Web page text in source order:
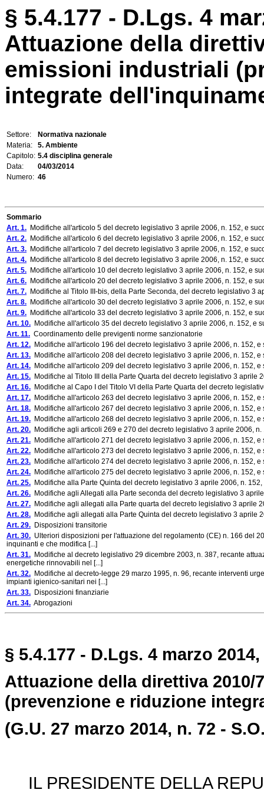
§ 5.4.177 - D.Lgs. 4
Attuazione della
emissioni industriali
integrate
Settore:
Normativa nazionale
Materia:
5. Ambiente
Capitolo: 5.4 disciplina generale
Data:
04/03/2014
Numero: 46
Sommario
Art. 1. Modifiche all'articolo 5 del decreto legislativo 3 aprile 2006, n. 152, e
Art. 2. Modifiche all'articolo 6 del decreto legislativo 3 aprile 2006, n. 152, e
Art. 3. Modifiche all'articolo 7 del decreto legislativo 3 aprile 2006, n. 152, e
Art. 4. Modifiche all'articolo 8 del decreto legislativo 3 aprile 2006, n. 152, e
Art. 5. Modifiche all'articolo 10 del decreto legislativo 3 aprile 2006, n. 152, e
Art. 6. Modifiche all'articolo 20 del decreto legislativo 3 aprile 2006, n. 152, e
Art. 7. Modifiche al Titolo III-bis, della Parte Seconda, del decreto legislativo 3
Art. 8. Modifiche all'articolo 30 del decreto legislativo 3 aprile 2006, n. 152, e
Art. 9. Modifiche all'articolo 33 del decreto legislativo 3 aprile 2006, n. 152, e
Art. 10. Modifiche all'articolo 35 del decreto legislativo 3 aprile 2006, n. 152, e
Art. 11. Coordinamento delle previgenti norme sanzionatorie
Art. 12. Modifiche all'articolo 196 del decreto legislativo 3 aprile 2006, n. 152,
Art. 13. Modifiche all'articolo 208 del decreto legislativo 3 aprile 2006, n. 152,
Art. 14. Modifiche all'articolo 209 del decreto legislativo 3 aprile 2006, n. 152,
Art. 15. Modifiche al Titolo III della Parte Quarta del decreto legislativo 3 aprile
Art. 16. Modifiche al Capo I del Titolo VI della Parte Quarta del decreto
Art. 17. Modifiche all'articolo 263 del decreto legislativo 3 aprile 2006, n. 152,
Art. 18. Modifiche all'articolo 267 del decreto legislativo 3 aprile 2006, n. 152,
Art. 19. Modifiche all'articolo 268 del decreto legislativo 3 aprile 2006, n. 152,
Art. 20. Modifiche agli articoli 269 e 270 del decreto legislativo 3 aprile 2006,
Art. 21. Modifiche all'articolo 271 del decreto legislativo 3 aprile 2006, n. 152,
Art. 22. Modifiche all'articolo 273 del decreto legislativo 3 aprile 2006, n. 152,
Art. 23. Modifiche all'articolo 274 del decreto legislativo 3 aprile 2006, n. 152,
Art. 24. Modifiche all'articolo 275 del decreto legislativo 3 aprile 2006, n. 152,
Art. 25. Modifiche alla Parte Quinta del decreto legislativo 3 aprile 2006, n.
Art. 26. Modifiche agli Allegati alla Parte seconda del decreto legislativo 3
Art. 27. Modifiche agli allegati alla Parte quarta del decreto legislativo 3 aprile
Art. 28. Modifiche agli allegati alla Parte Quinta del decreto legislativo 3 aprile
Art. 29. Disposizioni transitorie
Art. 30. Ulteriori disposizioni per l'attuazione del regolamento (CE) n. 166 del
inquinanti e che modifica [...]
Art. 31. Modifiche al decreto legislativo 29 dicembre 2003, n. 387, recante
energetiche rinnovabili nel [...]
Art. 32. Modifiche al decreto-legge 29 marzo 1995, n. 96, recante interventi
impianti igienico-sanitari nei [...]
Art. 33. Disposizioni finanziarie
Art. 34. Abrogazioni
§ 5.4.177 - D.Lgs. 4 marzo
Attuazione della direttiva
(prevenzione e riduzione
(G.U. 27 marzo 2014, n. 72 -
IL PRESIDENTE DELLA